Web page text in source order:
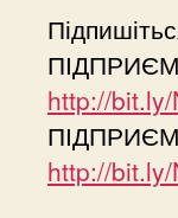
http://
http://